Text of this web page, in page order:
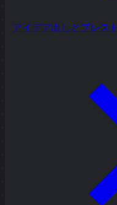
アイデア出しとブレスト